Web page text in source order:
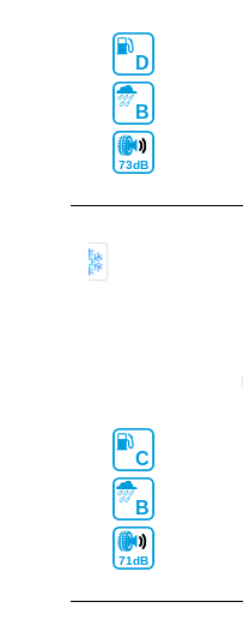
D
B
73dB
C
B
71dB